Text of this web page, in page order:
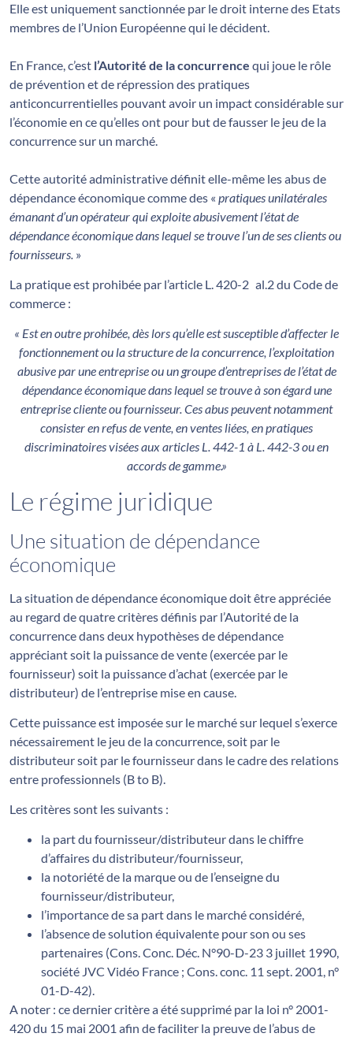
Elle est uniquement sanctionnée par le droit interne des Etats
membres de l’Union Européenne qui le décident.
En France, c’est l’Autorité de la concurrence qui joue le rôle
de prévention et de répression des pratiques
anticoncurrentielles pouvant avoir un impact considérable sur
l’économie en ce qu’elles ont pour but de fausser le jeu de la
concurrence sur un marché.
Cette autorité administrative définit elle-même les abus de
dépendance économique comme des « pratiques unilatérales
émanant d’un opérateur qui exploite abusivement l’état de
dépendance économique dans lequel se trouve l’un de ses clients ou
fournisseurs. »
La pratique est prohibée par l’article L. 420-2 al.2 du Code de
commerce :
« Est en outre prohibée, dès lors qu’elle est susceptible d’affecter le
fonctionnement ou la structure de la concurrence, l’exploitation
abusive par une entreprise ou un groupe d’entreprises de l’état de
dépendance économique dans lequel se trouve à son égard une
entreprise cliente ou fournisseur. Ces abus peuvent notamment
consister en refus de vente, en ventes liées, en pratiques
discriminatoires visées aux articles L. 442-1 à L. 442-3 ou en
accords de gamme.»
Le régime juridique
Une situation de dépendance
économique
La situation de dépendance économique doit être appréciée
au regard de quatre critères définis par l’Autorité de la
concurrence dans deux hypothèses de dépendance
appréciant soit la puissance de vente (exercée par le
fournisseur) soit la puissance d’achat (exercée par le
distributeur) de l’entreprise mise en cause.
Cette puissance est imposée sur le marché sur lequel s’exerce
nécessairement le jeu de la concurrence, soit par le
distributeur soit par le fournisseur dans le cadre des relations
entre professionnels (B to B).
Les critères sont les suivants :
la part du fournisseur/distributeur dans le chiffre
d’affaires du distributeur/fournisseur,
la notoriété de la marque ou de l’enseigne du
fournisseur/distributeur,
l’importance de sa part dans le marché considéré,
l’absence de solution équivalente pour son ou ses
partenaires (Cons. Conc. Déc. N°90-D-23 3 juillet 1990,
société JVC Vidéo France ; Cons. conc. 11 sept. 2001, n°
01-D-42).
A noter : ce dernier critère a été supprimé par la loi n° 2001-
420 du 15 mai 2001 afin de faciliter la preuve de l’abus de